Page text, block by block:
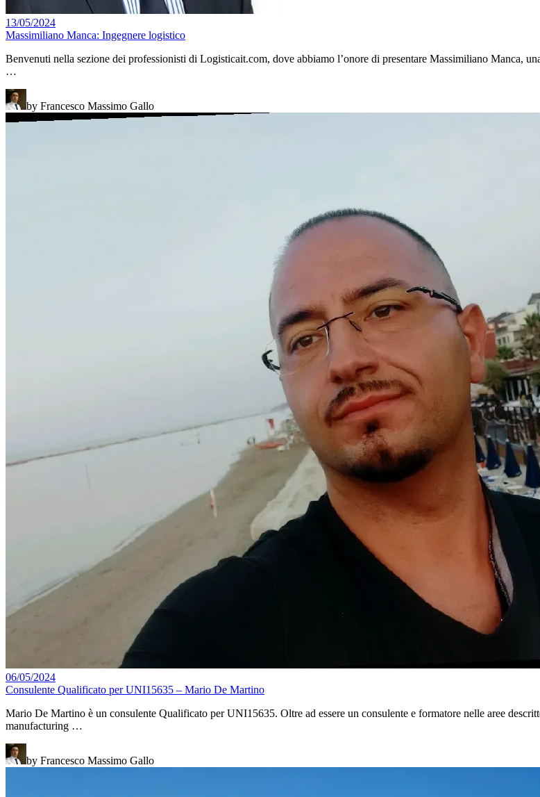
13/05/2024
Massimiliano Manca: Ingegnere logistico
Benvenuti nella sezione dei professionisti di Logisticait.com, dove abbiamo l’onore di presentare Massimiliano Manca,
…
by Francesco Massimo Gallo
06/05/2024
Consulente Qualificato per UNI15635 – Mario De Martino
Mario De Martino è un consulente Qualificato per UNI15635. Oltre ad essere un consulente e formatore nelle aree
manufacturing …
by Francesco Massimo Gallo